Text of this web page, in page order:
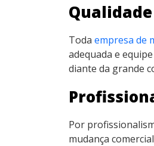
Qualidade
Toda empresa de
adequada e
diante da grande
Por
mudança